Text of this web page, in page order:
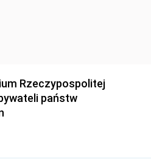
Rzeczypospolitej
państw